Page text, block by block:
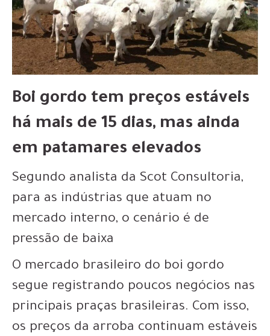
Boi gordo tem preços estáveis
há mais de 15 dias, mas ainda
em patamares elevados
Segundo analista da Scot Consultoria,
para as indústrias que atuam no
mercado interno, o cenário é de
pressão de baixa
O mercado brasileiro do boi gordo
segue registrando poucos negócios nas
principais praças brasileiras. Com isso,
os preços da arroba continuam estáveis